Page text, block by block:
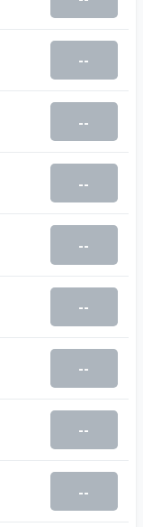
--
--
--
--
--
--
--
--